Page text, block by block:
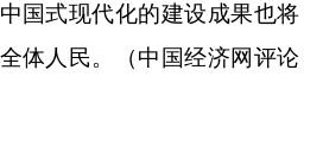
国式现代化的建设成果也将
体人民。（中国经济网评论